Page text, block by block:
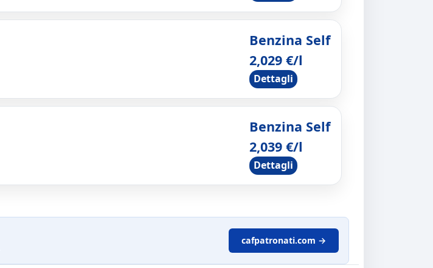
Benzina Self
2,029 €/l
Dettagli
Benzina Self
2,039 €/l
Dettagli
cafpatronati.com →